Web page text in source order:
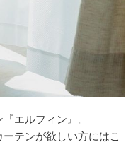
エルフィン』。
テンが欲しい方にはこ